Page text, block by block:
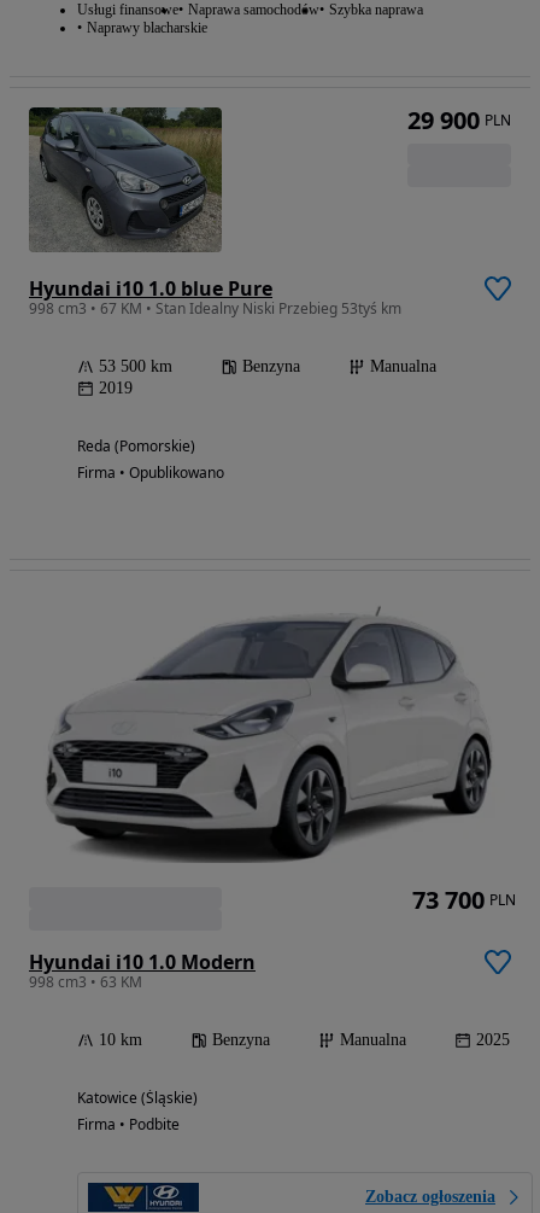
Usługi finansowe Naprawa samochodów Szybka naprawa
Naprawy blacharskie
Hyundai i10 1.0 blue Pure
998 cm3 • 67 KM • Stan Idealny Niski Przebieg 53tyś km
53 500 km Benzyna
Manualna
2019
Reda (Pomorskie)
Firma • Opublikowano
29 900 PLN
Hyundai i10 1.0 Modern
998 cm3 • 63 KM
10 km Benzyna Manualna 2025
Katowice (Śląskie)
Firma • Podbite
Zobacz ogłoszenia
73 700 PLN